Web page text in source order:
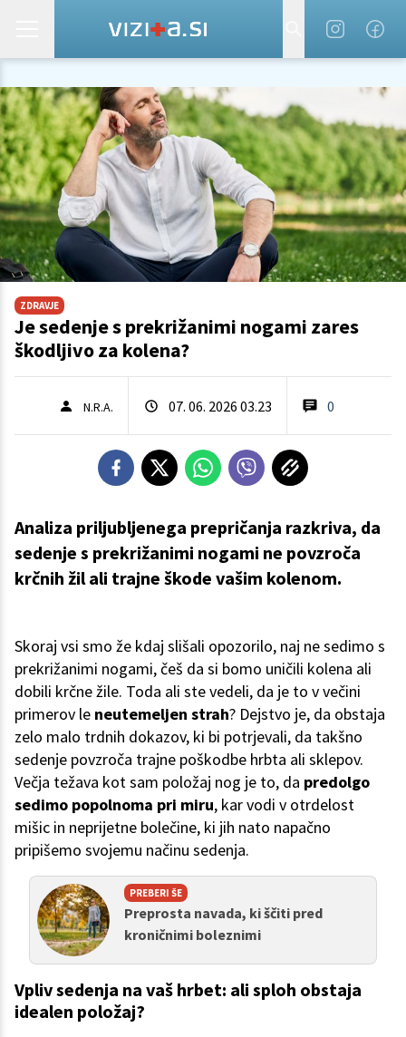
ZDRAVJE
Je sedenje s prekrižanimi nogami zares
škodljivo za kolena?
N.R.A. 07. 06. 2026 03.23 0
Analiza priljubljenega prepričanja razkriva, da
sedenje s prekrižanimi nogami ne povzroča
krčnih žil ali trajne škode vašim kolenom.
Skoraj vsi smo že kdaj slišali opozorilo, naj ne sedimo s
prekrižanimi nogami, češ da si bomo uničili kolena ali
dobili krčne žile. Toda ali ste vedeli, da je to v večini
primerov le neutemeljen strah? Dejstvo je, da obstaja
zelo malo trdnih dokazov, ki bi potrjevali, da takšno
sedenje povzroča trajne poškodbe hrbta ali sklepov.
Večja težava kot sam položaj nog je to, da predolgo
sedimo popolnoma pri miru, kar vodi v otrdelost
mišic in neprijetne bolečine, ki jih nato napačno
pripišemo svojemu načinu sedenja.
PREBERI ŠE
Preprosta navada, ki ščiti pred
kroničnimi boleznimi
Vpliv sedenja na vaš hrbet: ali sploh obstaja
idealen položaj?